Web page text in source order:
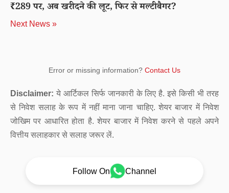
₹289 पर, अब खरीदने की लूट, फिर से मल्टीबैगर?
Next News »
Error or missing information? Contact Us
Disclaimer: ये आर्टिकल सिर्फ जानकारी के लिए है. इसे किसी भी तरह
से निवेश सलाह के रूप में नहीं माना जाना चाहिए. शेयर बाजार में निवेश
जोखिम पर आधारित होता है. शेयर बाजार में निवेश करने से पहले अपने
वित्तीय सलाहकार से सलाह जरूर लें.
Follow On Channel